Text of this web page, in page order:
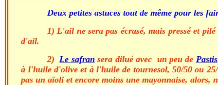
Deux petites astuces tout de même pour les
1) L'ail ne sera pas écrasé, mais pressé et
d'ail.
2) Le safran sera dilué avec un peu de Pastis
à l'huile d'olive et à l'huile de tournesol, 50/50 ou
pas un aïoli et encore moins une mayonnaise,